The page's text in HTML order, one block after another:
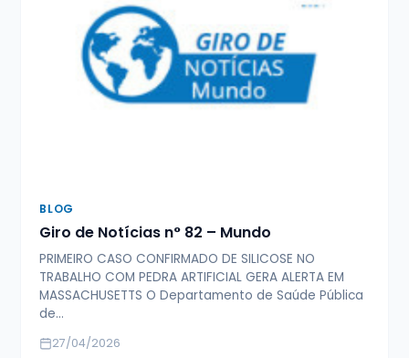
BLOG
Giro de Notícias n° 82 – Mundo
PRIMEIRO CASO CONFIRMADO DE SILICOSE NO
TRABALHO COM PEDRA ARTIFICIAL GERA ALERTA EM
MASSACHUSETTS O Departamento de Saúde Pública
de…
27/04/2026